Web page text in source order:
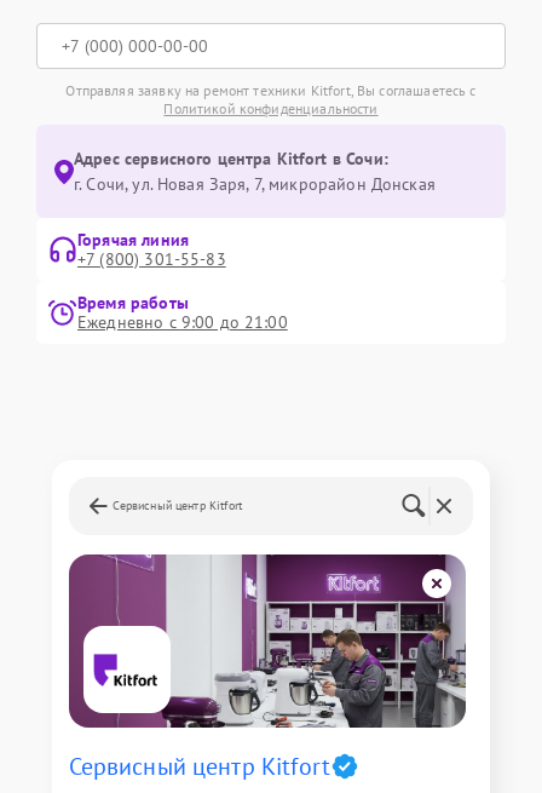
Отправляя заявку на ремонт техники Kitfort, Вы соглашаетесь с
Политикой конфиденциальности
Адрес сервисного центра Kitfort в Сочи:
г. Сочи, ул. Новая Заря, 7, микрорайон Донская
Горячая линия
+7 (800) 301-55-83
Время работы
Ежедневно с 9:00 до 21:00
Сервисный центр Kitfort
Сервисный центр Kitfort